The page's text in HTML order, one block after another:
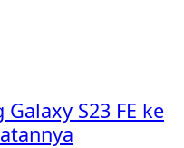
S23 FE ke